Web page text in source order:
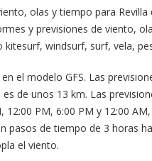
olas y tiempo para
y previsiones de viento,
windsurf, surf, vela,
el modelo GFS. Las
de unos 13 km. Las
PM, 6:00 PM y 12:00
pasos de tiempo de 3 horas
el viento.